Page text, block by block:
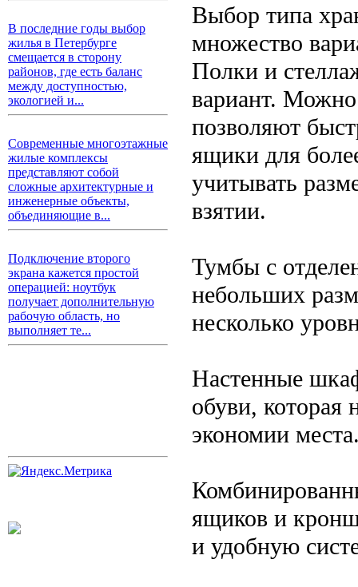
В последние годы выбор
жилья в Петербурге
смещается в сторону
районов, где есть баланс
между доступностью,
экологией и...
Современные многоэтажные
жилые комплексы
представляют собой
сложные архитектурные и
инженерные объекты,
объединяющие в...
Подключение второго
экрана кажется простой
операцией: ноутбук
получает дополнительную
рабочую область, но
выполняет те...
Выбор типа
множество
Полки и
вариант. Можно
позволяют
ящики для
учитывать
взятии.
Тумбы с
небольших
несколько
Настенные
обуви, которая
экономии
ящиков и
и удобную